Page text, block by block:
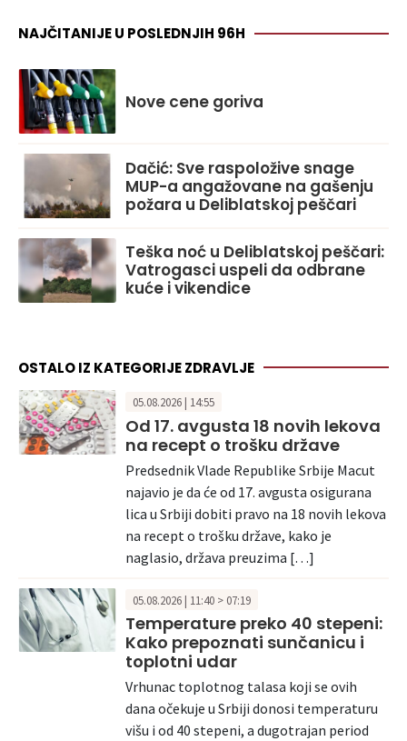
NAJČITANIJE U POSLEDNJIH 96H
Nove cene goriva
Dačić: Sve raspoložive snage
MUP-a angažovane na gašenju
požara u Deliblatskoj peščari
Teška noć u Deliblatskoj peščari:
Vatrogasci uspeli da odbrane
kuće i vikendice
OSTALO IZ KATEGORIJE ZDRAVLJE
05.08.2026 | 14:55
Od 17. avgusta 18 novih lekova
na recept o trošku države
Predsednik Vlade Republike Srbije Macut
najavio je da će od 17. avgusta osigurana
lica u Srbiji dobiti pravo na 18 novih lekova
na recept o trošku države, kako je
naglasio, država preuzima […]
05.08.2026 | 11:40 > 07:19
Temperature preko 40 stepeni:
Kako prepoznati sunčanicu i
toplotni udar
Vrhunac toplotnog talasa koji se ovih
dana očekuje u Srbiji donosi temperaturu
višu i od 40 stepeni, a dugotrajan period